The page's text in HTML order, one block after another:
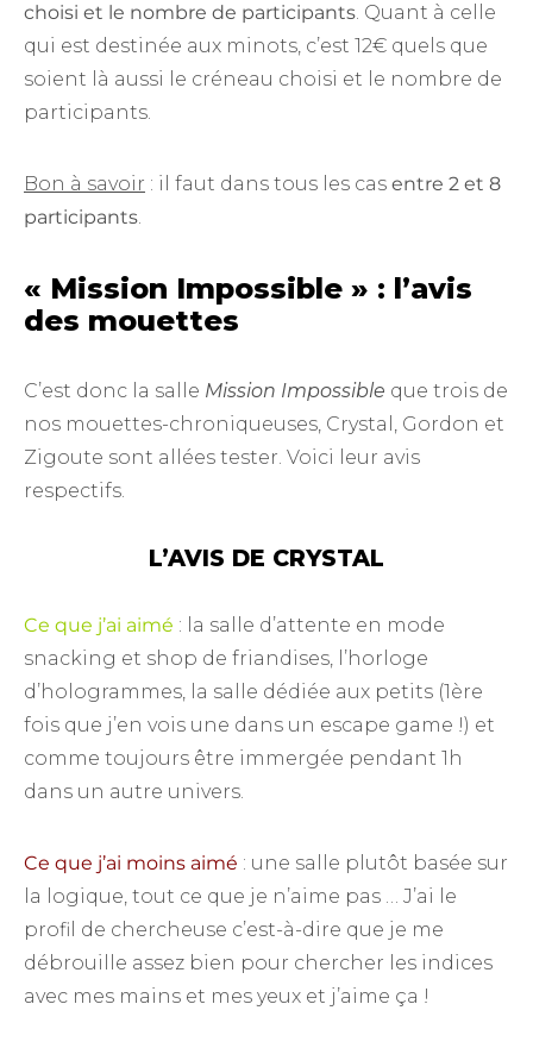
choisi et le nombre de participants. Quant à celle
qui est destinée aux minots, c’est 12€ quels que
soient là aussi le créneau choisi et le nombre de
participants.
Bon à savoir : il faut dans tous les cas entre 2 et 8
participants.
« Mission Impossible » : l’avis
des mouettes
C’est donc la salle Mission Impossible que trois de
nos mouettes-chroniqueuses, Crystal, Gordon et
Zigoute sont allées tester. Voici leur avis
respectifs.
L’AVIS DE CRYSTAL
Ce que j’ai aimé : la salle d’attente en mode
snacking et shop de friandises, l’horloge
d’hologrammes, la salle dédiée aux petits (1ère
fois que j’en vois une dans un escape game !) et
comme toujours être immergée pendant 1h
dans un autre univers.
Ce que j’ai moins aimé : une salle plutôt basée sur
la logique, tout ce que je n’aime pas … J’ai le
profil de chercheuse c’est-à-dire que je me
débrouille assez bien pour chercher les indices
avec mes mains et mes yeux et j’aime ça !